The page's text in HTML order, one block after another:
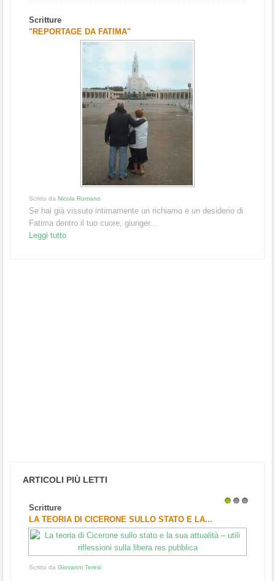
Scritture
"REPORTAGE DA FATIMA"
Scritto da Nicola Romano
Se hai già vissuto intimamente un richiamo e un desiderio di
Fatima dentro il tuo cuore, giunger...
Leggi tutto
ARTICOLI PIÙ LETTI
Scritture
LA TEORIA DI CICERONE SULLO STATO E LA...
Scritto da Giovanni Teresi